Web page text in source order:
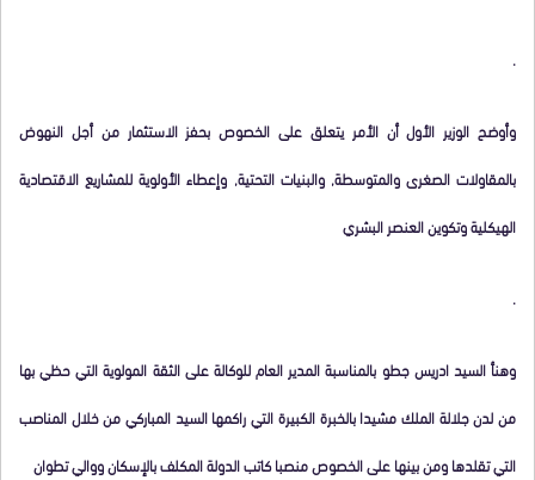
.
وأوضح الوزير الأول أن الأمر يتعلق على الخصوص بحفز الاستثمار من أجل النهوض
بالمقاولات الصغرى والمتوسطة, والبنيات التحتية, وإعطاء الأولوية للمشاريع الاقتصادية
الهيكلية وتكوين العنصر البشري
.
وهنأ السيد ادريس جطو بالمناسبة المدير العام للوكالة على الثقة المولوية التي حظي بها
من لدن جلالة الملك مشيدا بالخبرة الكبيرة التي راكمها السيد المباركي من خلال المناصب
التي تقلدها ومن بينها على الخصوص منصبا كاتب الدولة المكلف بالإسكان ووالي تطوان